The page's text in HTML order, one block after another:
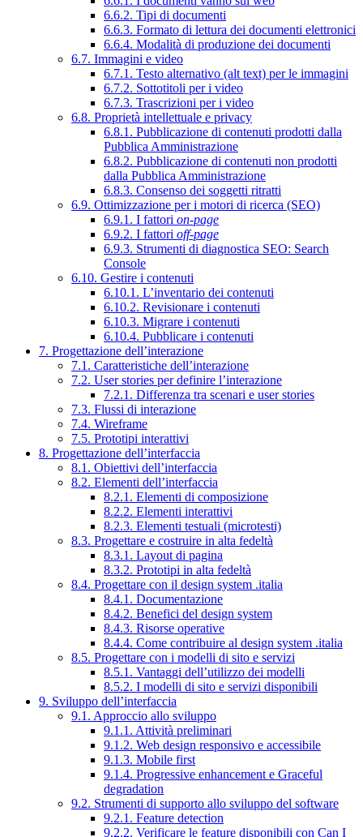
6.6.2. Tipi di documenti
6.6.3. Formato di lettura dei documenti elettronici
6.6.4. Modalità di produzione dei documenti
6.7. Immagini e video
6.7.1. Testo alternativo (alt text) per le immagini
6.7.2. Sottotitoli per i video
6.7.3. Trascrizioni per i video
6.8. Proprietà intellettuale e privacy
6.8.1. Pubblicazione di contenuti prodotti dalla
Pubblica Amministrazione
6.8.2. Pubblicazione di contenuti non prodotti
dalla Pubblica Amministrazione
6.8.3. Consenso dei soggetti ritratti
6.9. Ottimizzazione per i motori di ricerca (SEO)
6.9.1. I fattori on-page
6.9.2. I fattori off-page
6.9.3. Strumenti di diagnostica SEO: Search
Console
6.10. Gestire i contenuti
6.10.1. L’inventario dei contenuti
6.10.2. Revisionare i contenuti
6.10.3. Migrare i contenuti
6.10.4. Pubblicare i contenuti
7. Progettazione dell’interazione
7.1. Caratteristiche dell’interazione
7.2. User stories per definire l’interazione
7.2.1. Differenza tra scenari e user stories
7.3. Flussi di interazione
7.4. Wireframe
7.5. Prototipi interattivi
8. Progettazione dell’interfaccia
8.1. Obiettivi dell’interfaccia
8.2. Elementi dell’interfaccia
8.2.1. Elementi di composizione
8.2.2. Elementi interattivi
8.2.3. Elementi testuali (microtesti)
8.3. Progettare e costruire in alta fedeltà
8.3.1. Layout di pagina
8.3.2. Prototipi in alta fedeltà
8.4. Progettare con il design system .italia
8.4.1. Documentazione
8.4.2. Benefici del design system
8.4.3. Risorse operative
8.4.4. Come contribuire al design system .italia
8.5. Progettare con i modelli di sito e servizi
8.5.1. Vantaggi dell’utilizzo dei modelli
8.5.2. I modelli di sito e servizi disponibili
9. Sviluppo dell’interfaccia
9.1. Approccio allo sviluppo
9.1.1. Attività preliminari
9.1.2. Web design responsivo e accessibile
9.1.3. Mobile first
9.1.4. Progressive enhancement e Graceful
degradation
9.2. Strumenti di supporto allo sviluppo del software
9.2.1. Feature detection
9.2.2. Verificare le feature disponibili con Can I